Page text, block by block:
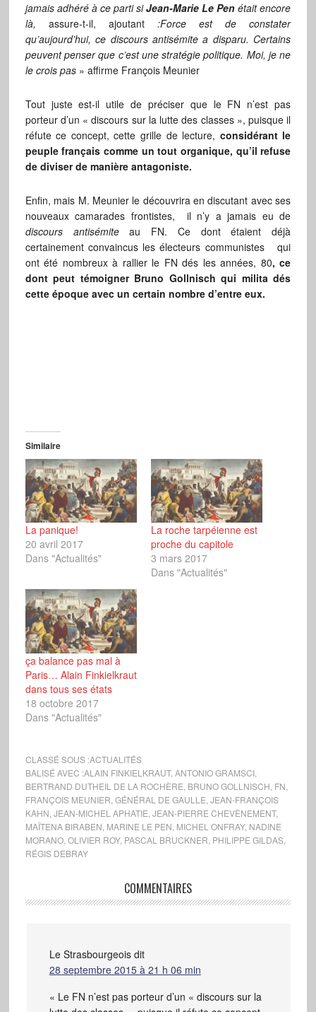
jamais adhéré à ce parti siJean-Marie Le Pen était encore
là, assure-t-il, ajoutant:Force est de constater
qu’aujourd’hui, ce discours antisémite a disparu. Certains
peuvent penser que c’est une stratégie politique. Moi, je ne
le crois pas » affirme François Meunier
Tout juste est-il utile de préciser que le FN n’est pas
porteur d’un « discours sur la lutte des classes », puisque il
réfute ce concept, cette grille de lecture, considérant le
peuple français comme un tout organique, qu’il refuse
de diviser de manière antagoniste.
Enfin, mais M. Meunier le découvrira en discutant avec ses
nouveaux camarades frontistes, il n’y a jamais eu de
discours antisémiteau FN. Ce dont étaient déjà
certainement convaincus les électeurs communistes qui
ont été nombreux à rallier le FN dés les années, 80, ce
dont peut témoigner Bruno Gollnisch qui milita dés
cette époque avec un certain nombre d’entre eux.
Similaire
La panique!
20 avril 2017
Dans "Actualités"
La roche tarpéienne est
proche du capitole
3 mars 2017
Dans "Actualités"
ça balance pas mal à
Paris… Alain Finkielkraut
dans tous ses états
18 octobre 2017
Dans "Actualités"
CLASSÉ SOUS :ACTUALITÉS
BALISÉ AVEC :ALAIN FINKIELKRAUT, ANTONIO GRAMSCI,
BERTRAND DUTHEIL DE LA ROCHÈRE BRUNO GOLLNISCH FN
FRANÇOIS MEUNIER GÉNÉRAL DE GAULLE JEAN-FRANÇOIS
KAHN JEAN-MICHEL APHATIE JEAN-PIERRE CHEVÈNEMENT,
MAÏTENA BIRABEN MARINE LE PEN MICHEL ONFRAY, NADINE
MORANO, OLIVIER ROY, PASCAL BRUCKNER PHILIPPE GILDAS,
RÉGIS DEBRAY
COMMENTAIRES
Le Strasbourgeois dit
28 septembre 2015 à 21 h 06 min
« Le FN n’est pas porteur d’un « discours sur la